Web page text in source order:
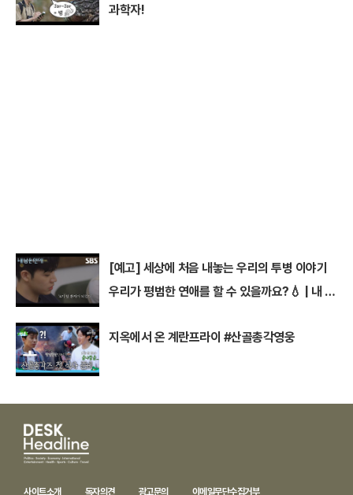
과학자!
[예고] 세상에 처음 내놓는 우리의 투병 이야기
우리가 평범한 연애를 할 수 있을까요?💧 | 내 남
지옥에서 온 계란프라이 #산골총각영웅
사이트소개 독자의견 광고문의 이메일무단수집거부